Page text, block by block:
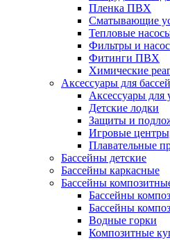
Пленка ПВХ
Сматывающие
Тепловые
Фильтры и
Фитинги ПВХ
Химические
Аксессуары для
Аксессуары для
Детские лодки
Защиты и
Игровые
Плавательные
Бассейны детские
Бассейны каркасные
Бассейны
Бассейны
Бассейны
Водные горки
Композитные